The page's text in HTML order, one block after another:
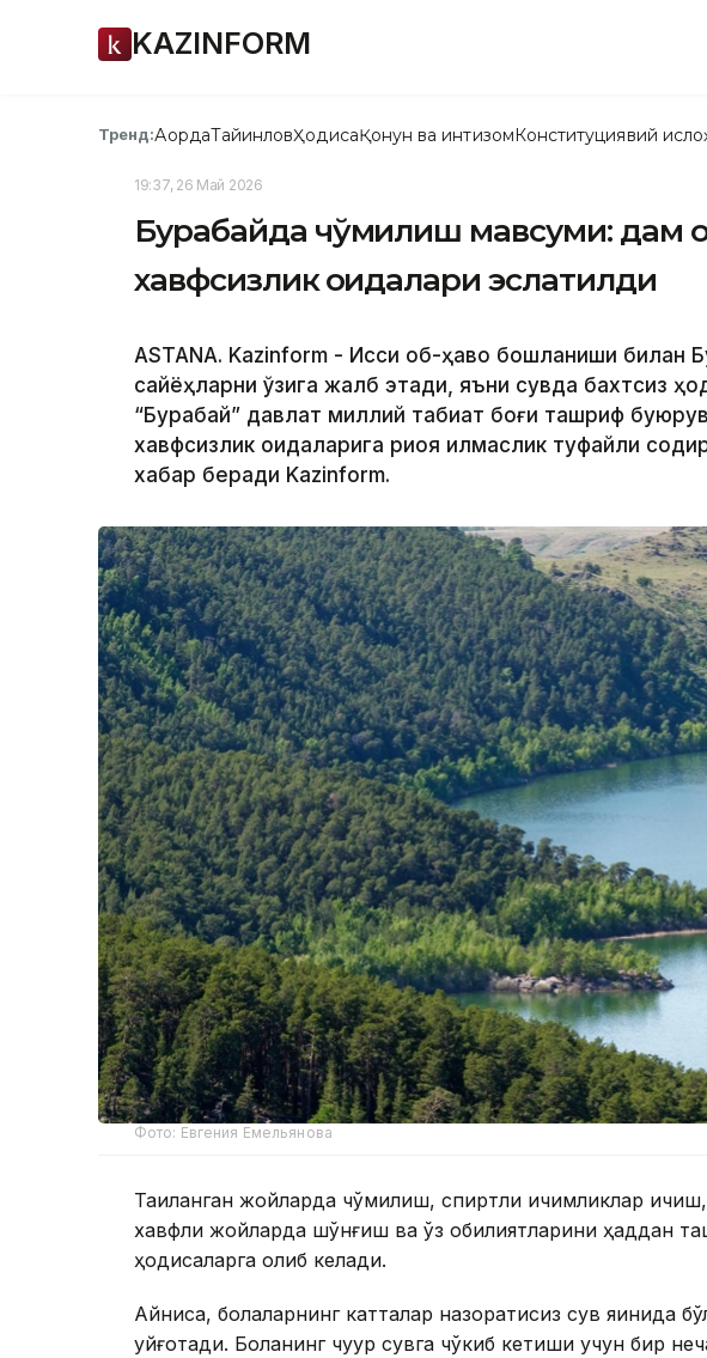
KAZINFORM
Тренд:АқордаТайинловҲодисаҚонун ва интизомКонституциявий
19:37, 26 Май 2026
Бурабайда чўмилиш мавсуми: дам
хавфсизлик қоидалари эслатилди
ASTANA. Kazinform - Иссиқ об-ҳаво бошланиши билан
сайёҳларни ўзига жалб этади, яъни сувда бахтсиз
“Бурабай” давлат миллий табиат боғи ташриф
хавфсизлик қоидаларига риоя қилмаслик туфайли
хабар беради Kazinform.
Фото: Евгения Емельянова
Тақиқланган жойларда чўмилиш, спиртли ичимликлар
хавфли жойларда шўнғиш ва ўз қобилиятларини ҳаддан
ҳодисаларга олиб келади.
Айниқса, болаларнинг катталар назоратисиз сув яқинида
уйғотади. Боланинг чуқур сувга чўкиб кетиши учун бир